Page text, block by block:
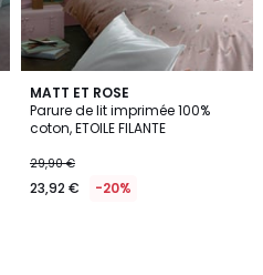
MATT ET ROSE
Parure de lit imprimée 100%
coton, ETOILE FILANTE
29,90 €
23,92 € -20%